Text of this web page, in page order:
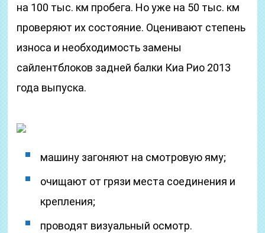
на 100 тыс. км пробега. Но уже на 50 тыс. км
проверяют их состояние. Оценивают степень
износа и необходимость замены
сайлентблоков задней балки Киа Рио 2013
года выпуска.
машину загоняют на смотровую яму;
очищают от грязи места соединения и
крепления;
проводят визуальный осмотр.